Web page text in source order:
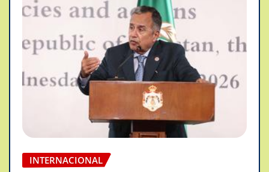
INTERNACIONAL